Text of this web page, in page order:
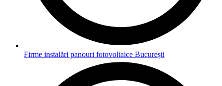
Firme instalări panouri fotovoltaice București